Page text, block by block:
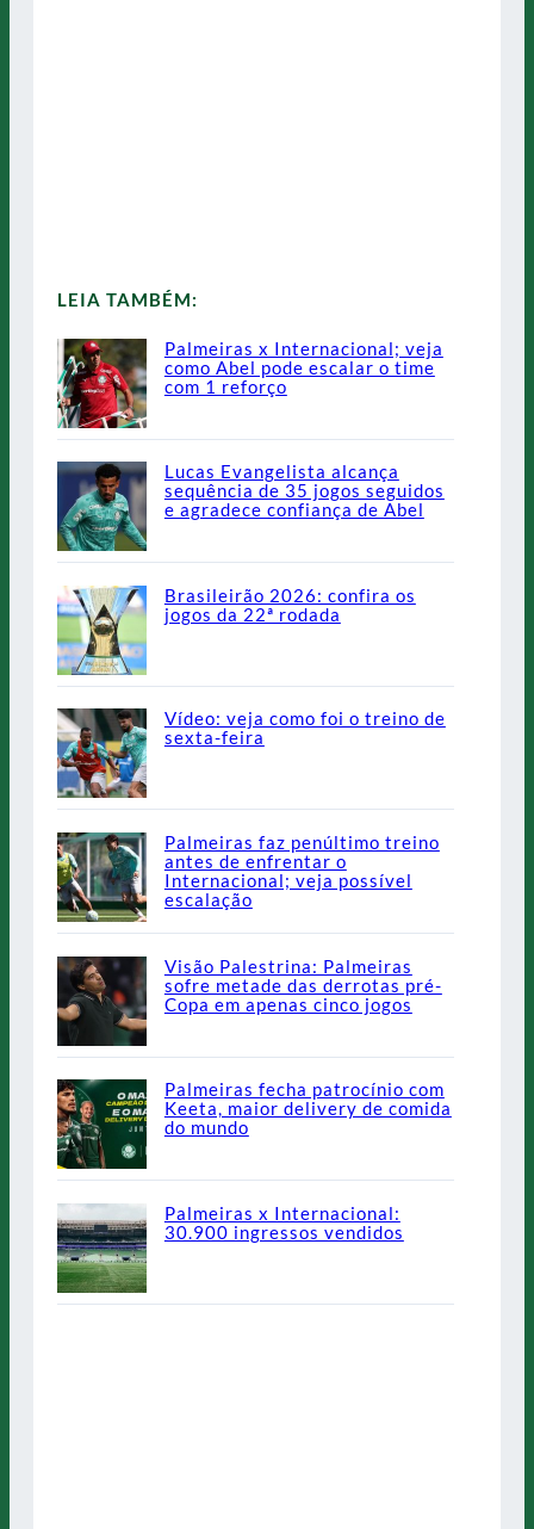
LEIA TAMBÉM:
Palmeiras x Internacional; veja
como Abel pode escalar o time
com 1 reforço
Lucas Evangelista alcança
sequência de 35 jogos seguidos
e agradece confiança de Abel
Brasileirão 2026: confira os
jogos da 22ª rodada
Vídeo: veja como foi o treino de
sexta-feira
Palmeiras faz penúltimo treino
antes de enfrentar o
Internacional; veja possível
escalação
Visão Palestrina: Palmeiras
sofre metade das derrotas pré-
Copa em apenas cinco jogos
Palmeiras fecha patrocínio com
Keeta, maior delivery de comida
do mundo
Palmeiras x Internacional:
30.900 ingressos vendidos